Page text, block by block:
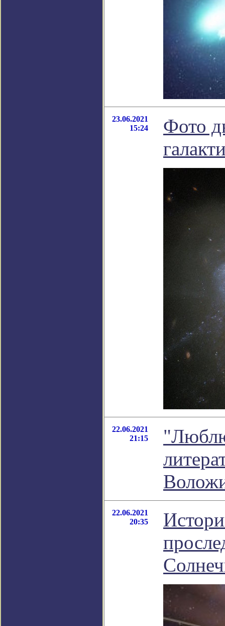
23.06.2021
15:24
Фото
22.06.2021
21:15
22.06.2021
20:35